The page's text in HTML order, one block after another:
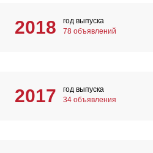
2018
год выпуска
78 объявлений
2017
год выпуска
34 объявления